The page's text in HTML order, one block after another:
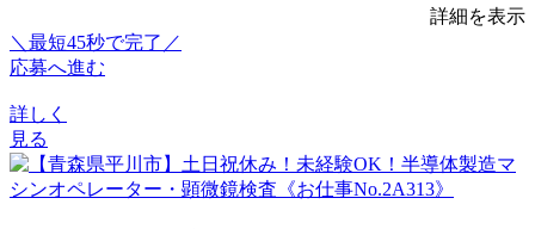
詳細を表示
＼最短45秒で完了／
応募へ進む
詳しく
見る